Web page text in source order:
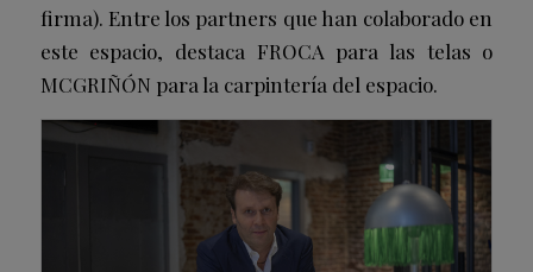
firma). Entre los partners que han colaborado en
este espacio, destaca FROCA para las telas o
MCGRIÑÓN para la carpintería del espacio.